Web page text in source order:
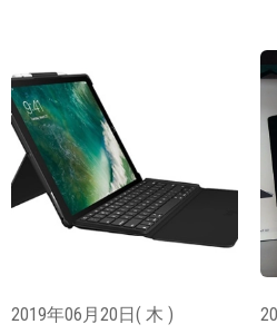
2019年06月20日( 木 )